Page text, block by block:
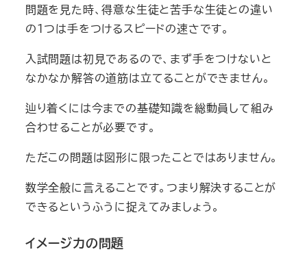
問題を見た時、得意な生徒と苦手な生徒との違い
の１つは手をつけるスピードの速さです。
入試問題は初見であるので、まず手をつけないと
なかなか解答の道筋は立てることができません。
辿り着くには今までの基礎知識を総動員して組み
合わせることが必要です。
ただこの問題は図形に限ったことではありません。
数学全般に言えることです。つまり解決することが
できるというふうに捉えてみましょう。
イメージ力の問題